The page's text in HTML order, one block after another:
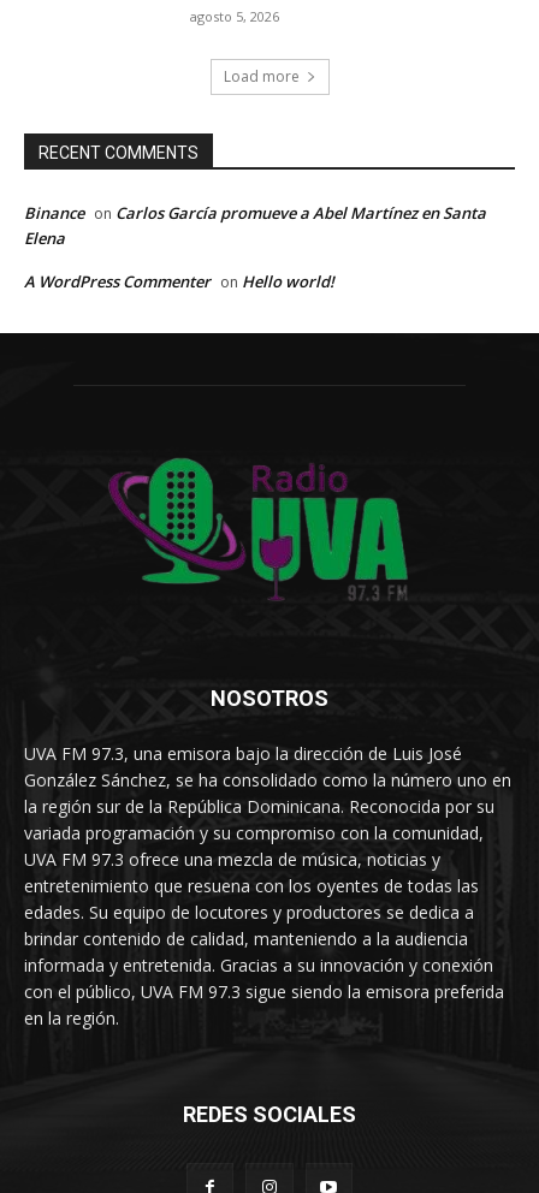
agosto 5, 2026
Load more
RECENT COMMENTS
Binance on Carlos García promueve a Abel Martínez en Santa
Elena
A WordPress Commenter on Hello world!
NOSOTROS
UVA FM 97.3, una emisora bajo la dirección de Luis José
González Sánchez, se ha consolidado como la número uno en
la región sur de la República Dominicana. Reconocida por su
variada programación y su compromiso con la comunidad,
UVA FM 97.3 ofrece una mezcla de música, noticias y
entretenimiento que resuena con los oyentes de todas las
edades. Su equipo de locutores y productores se dedica a
brindar contenido de calidad, manteniendo a la audiencia
informada y entretenida. Gracias a su innovación y conexión
con el público, UVA FM 97.3 sigue siendo la emisora preferida
en la región.
REDES SOCIALES